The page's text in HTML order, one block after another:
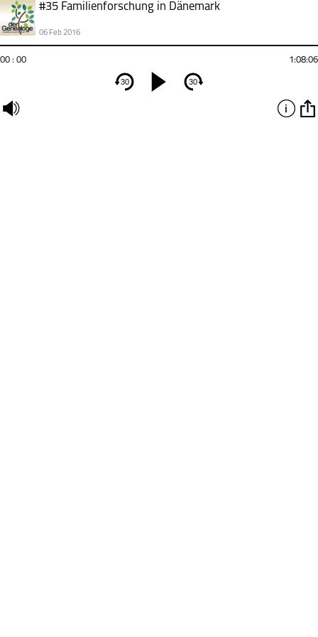
#35 Familienforschung in Dänemark
06 Feb 2016
00 : 00 1:08:06
30 30